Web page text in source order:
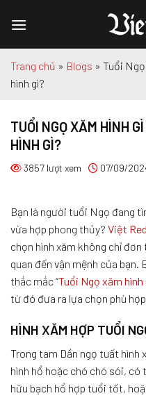
đến
dungTrang chủ » Blogs » Tuổi
hình gì?
TUỔI NGỌ XĂM HÌNH
HÌNH GÌ?
3857 lượt xem 07/09/
Bạn là người tuổi Ngọ đang
vừa hợp phong thủy? Việt
chọn hình xăm không chỉ
quan đến vận mệnh của bạn.
thắc mắc “Tuổi Ngọ xăm hình
từ đó đưa ra lựa chọn phù
HÌNH XĂM HỢP TUỔI
Trong tam Dần ngọ tuất hình
hình hổ hoặc chó chó sói, có
hữu bạch hổ hợp tuổi tốt,